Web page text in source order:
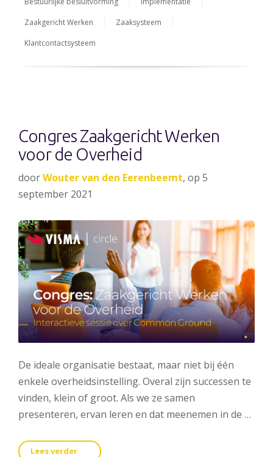
Zaakgericht Werken
Zaaksysteem
Klantcontactsysteem
Congres Zaakgericht Werken
voor de Overheid
doorWouter van den Eerenbeemt, op 5
september 2021
De ideale organisatie bestaat, maar niet bij één
enkele overheidsinstelling. Overal zijn successen te
vinden, klein of groot. Als we ze samen
presenteren, ervan leren en dat meenemen in de …
Lees verder